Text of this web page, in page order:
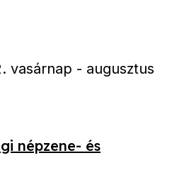
vasárnap - augusztus
népzene- és